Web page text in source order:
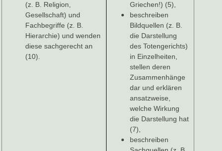
(z. B. Religion,
Gesellschaft) und
Fachbegriffe (z. B.
Hierarchie) und wenden
diese sachgerecht an
(10).
Griechen!) (5),
beschreiben
Bildquellen (z. B.
die Darstellung
des Totengerichts)
in Einzelheiten,
stellen deren
Zusammenhänge
dar und erklären
ansatzweise,
welche Wirkung
die Darstellung hat
(7),
beschreiben